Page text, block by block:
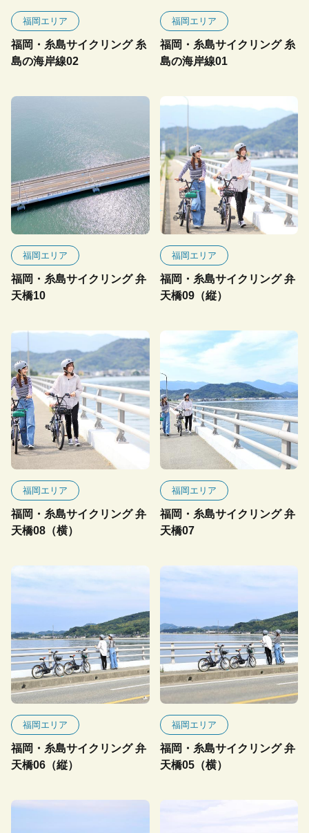
福岡エリア
福岡・糸島サイクリング 糸
島の海岸線02
福岡エリア
福岡・糸島サイクリング 糸
島の海岸線01
福岡エリア
福岡・糸島サイクリング 弁
天橋10
福岡エリア
福岡・糸島サイクリング 弁
天橋09（縦）
福岡エリア
福岡・糸島サイクリング 弁
天橋08（横）
福岡エリア
福岡・糸島サイクリング 弁
天橋07
福岡エリア
福岡・糸島サイクリング 弁
天橋06（縦）
福岡エリア
福岡・糸島サイクリング 弁
天橋05（横）